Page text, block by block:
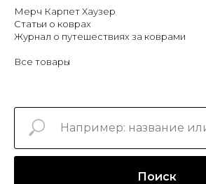
Мерч Карпет Хаузер
Статьи о коврах
Журнал о путешествиях за коврами
Все товары
Поиск